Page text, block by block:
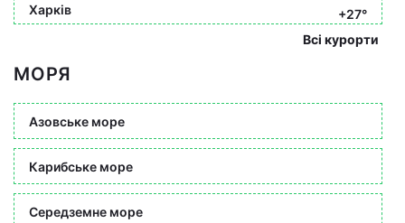
Харків
+27°
Всі курорти
МОРЯ
Азовське море
Карибське море
Середземне море